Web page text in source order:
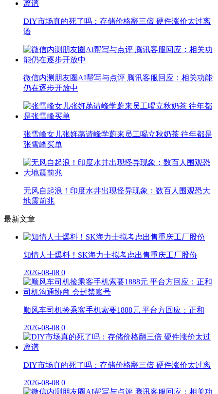
DIY市场真的死了吗：存储价格翻三倍 硬件涨价太过离
谱
微信内测朋友圈AI帮写与点评 腾讯客服回应：相关功能
仍在逐步开放中
张雪峰女儿张姩菡请峰学蔚来员工喝立秋奶茶 往年都是
张雪峰买单
无风自起浪！印度水井出现怪异现象：数百人围观恐大
地震前兆
最新文章
知情人士爆料！SK海力士拟考虑出售重庆工厂股份
2026-08-08 0
顺风车司机捡乘客手机索要1888元 平台方回应：正和
2026-08-08 0
DIY市场真的死了吗：存储价格翻三倍 硬件涨价太过离
2026-08-08 0